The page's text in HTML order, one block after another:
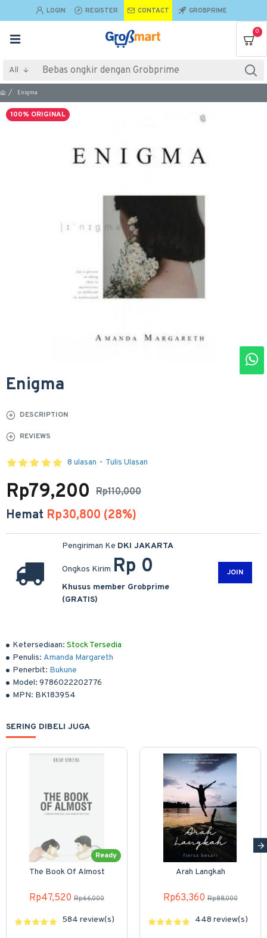
LOGIN REGISTER CONTACT GROBPRIME
0
All
Enigma
100% ORIGINAL
Enigma
DESCRIPTION
REVIEWS
Ketersediaan: Stock Tersedia
Penulis: Amanda Margareth
Penerbit: Bukune
Model: 9786022202776
MPN: BK183954
8 ulasan - Tulis Ulasan
Rp110,000
Rp79,200
Hemat Rp30,800 (28%)
Pengiriman Ke DKI JAKARTA
Ongkos Kirim Rp 0
Khusus member Grobprime
(GRATIS)
JOIN
SERING DIBELI JUGA
Ready
The Book Of Almost
Rp47,520 Rp66,000
584 review(s)
Arah Langkah
Rp63,360 Rp88,000
448 review(s)